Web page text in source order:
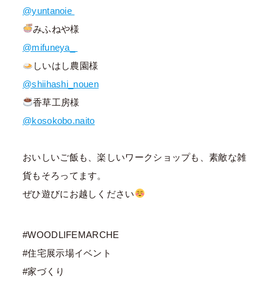
@yuntanoie
みふねや様
@mifuneya_
しいはし農園様
@shiihashi_nouen
香草工房様
@kosokobo.naito
おいしいご飯も、楽しいワークショップも、素敵な雑
貨もそろってます。
ぜひ遊びにお越しください
#WOODLIFEMARCHE
#住宅展示場イベント
#家づくり